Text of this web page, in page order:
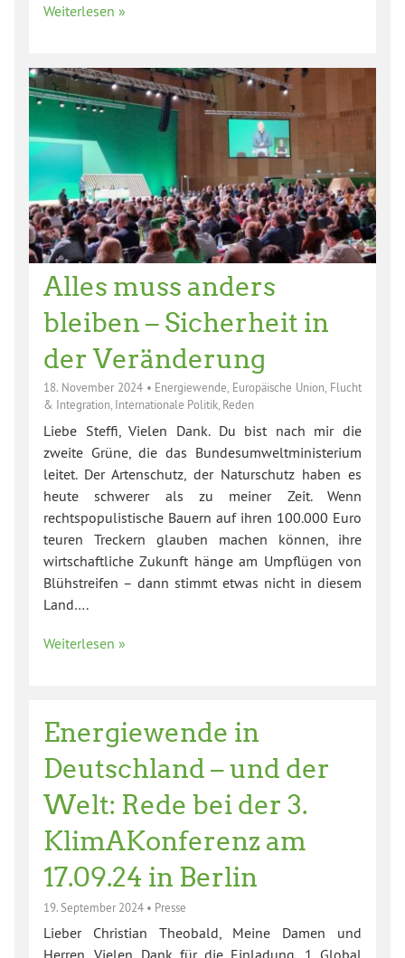
Weiterlesen »
Alles muss anders
bleiben – Sicherheit in
der Veränderung
18. November 2024• Energiewende, Europäische Union, Flucht
& Integration, Internationale Politik, Reden
Liebe Steffi, Vielen Dank. Du bist nach mir die
zweite Grüne, die das Bundesumweltministerium
leitet. Der Artenschutz, der Naturschutz haben es
heute schwerer als zu meiner Zeit. Wenn
rechtspopulistische Bauern auf ihren 100.000 Euro
teuren Treckern glauben machen können, ihre
wirtschaftliche Zukunft hänge am Umpflügen von
Blühstreifen – dann stimmt etwas nicht in diesem
Land….
Weiterlesen »
Energiewende in
Deutschland – und der
Welt: Rede bei der 3.
KlimAKonferenz am
17.09.24 in Berlin
19. September 2024 • Presse
Lieber Christian Theobald, Meine Damen und